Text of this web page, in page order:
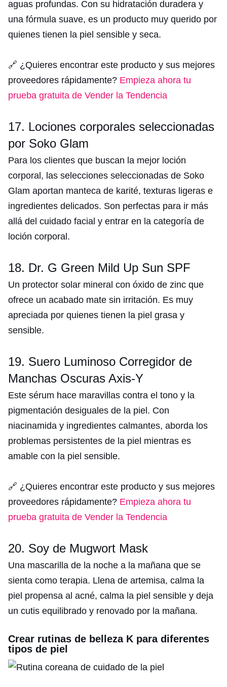
aguas profundas. Con su hidratación duradera y
una fórmula suave, es un producto muy querido por
quienes tienen la piel sensible y seca.
🔗 ¿Quieres encontrar este producto y sus mejores
proveedores rápidamente? Empieza ahora tu
prueba gratuita de Vender la Tendencia
17. Lociones corporales seleccionadas
por Soko Glam
Para los clientes que buscan la mejor loción
corporal, las selecciones seleccionadas de Soko
Glam aportan manteca de karité, texturas ligeras e
ingredientes delicados. Son perfectas para ir más
allá del cuidado facial y entrar en la categoría de
loción corporal.
18. Dr. G Green Mild Up Sun SPF
Un protector solar mineral con óxido de zinc que
ofrece un acabado mate sin irritación. Es muy
apreciada por quienes tienen la piel grasa y
sensible.
19. Suero Luminoso Corregidor de
Manchas Oscuras Axis-Y
Este sérum hace maravillas contra el tono y la
pigmentación desiguales de la piel. Con
niacinamida y ingredientes calmantes, aborda los
problemas persistentes de la piel mientras es
amable con la piel sensible.
🔗 ¿Quieres encontrar este producto y sus mejores
proveedores rápidamente? Empieza ahora tu
prueba gratuita de Vender la Tendencia
20. Soy de Mugwort Mask
Una mascarilla de la noche a la mañana que se
sienta como terapia. Llena de artemisa, calma la
piel propensa al acné, calma la piel sensible y deja
un cutis equilibrado y renovado por la mañana.
Crear rutinas de belleza K para diferentes
tipos de piel